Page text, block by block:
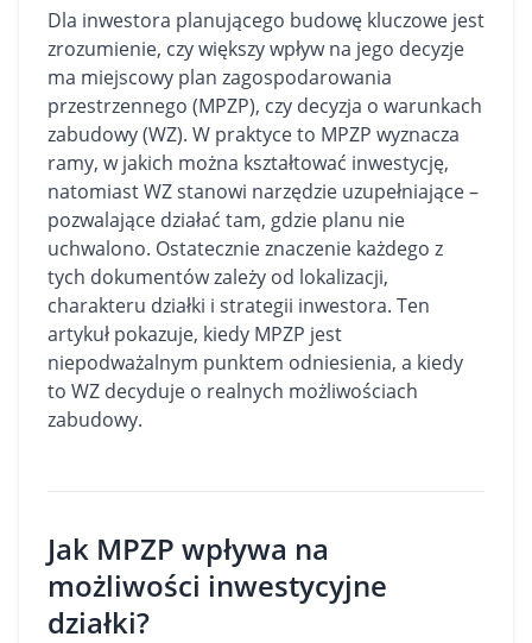
Dla inwestora planującego budowę kluczowe jest
zrozumienie, czy większy wpływ na jego decyzje
ma miejscowy plan zagospodarowania
przestrzennego (MPZP), czy decyzja o warunkach
zabudowy (WZ). W praktyce to MPZP wyznacza
ramy, w jakich można kształtować inwestycję,
natomiast WZ stanowi narzędzie uzupełniające –
pozwalające działać tam, gdzie planu nie
uchwalono. Ostatecznie znaczenie każdego z
tych dokumentów zależy od lokalizacji,
charakteru działki i strategii inwestora. Ten
artykuł pokazuje, kiedy MPZP jest
niepodważalnym punktem odniesienia, a kiedy
to WZ decyduje o realnych możliwościach
zabudowy.
Jak MPZP wpływa na
możliwości inwestycyjne
działki?